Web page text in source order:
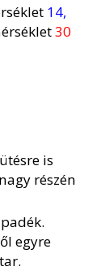
14,
30
is
részén
egyre